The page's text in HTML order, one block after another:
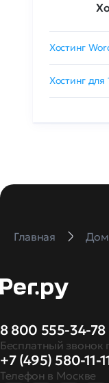
Хостинг
Хостинг для
Главная
8 800 555-34-78
Бесплатный звонок
+7 (495) 580-11-
Телефон в Москве